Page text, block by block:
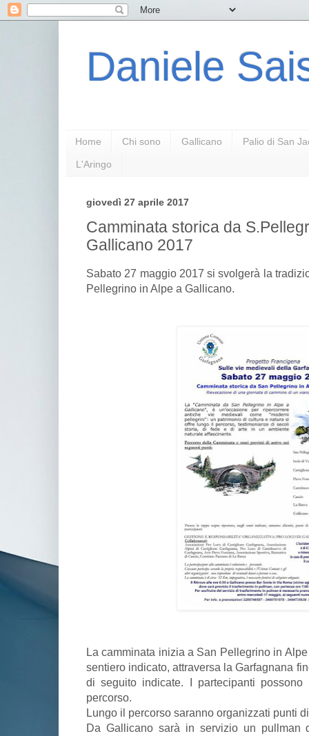
Daniele
Home Chi sono Gallicano Palio di San
L'Aringo
giovedì 27 aprile 2017
Camminata storica da
Gallicano 2017
Sabato 27 maggio 2017 si svolgerà la
Pellegrino in Alpe a Gallicano.
La camminata inizia a San Pellegrino in
sentiero indicato, attraversa la Garfagnana
di seguito indicate. I partecipanti
percorso.
Lungo il percorso saranno organizzati punti
Da Gallicano sarà in servizio un